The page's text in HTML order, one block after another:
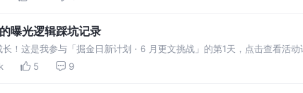
曝光逻辑踩坑记录
！这是我参与「掘金日新计划 · 6 月更文挑战」的第1天，点击查看活
5 9